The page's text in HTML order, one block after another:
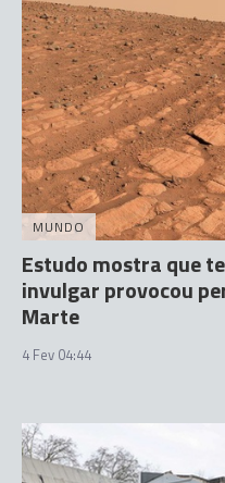
MUNDO
Estudo mostra que
invulgar provocou
Marte
4 Fev 04:44